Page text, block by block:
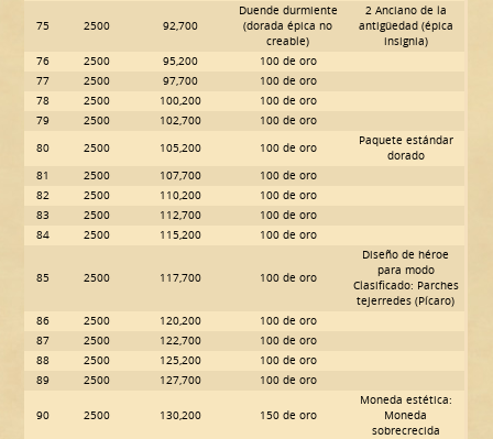
75 2500 92,700
Duende durmiente
(dorada épica no
creable)
2 Anciano de la
antigüedad (épica
insignia)
76
2500 95,200
100 de oro
77
2500 97,700
100 de oro
78
2500 100,200
100 de oro
79
2500 102,700
100 de oro
80
2500 105,200 100 de oro
Paquete estándar
dorado
81
2500 107,700
100 de oro
82
2500 110,200
100 de oro
83
2500 112,700
100 de oro
84
2500 115,200 100 de oro
85 2500 117,700 100 de oro
Diseño de héroe
para modo
Clasificado: Parches
tejerredes (Pícaro)
86
2500 120,200
100 de oro
87
2500 122,700
100 de oro
88
2500 125,200
100 de oro
89
2500 127,700 100 de oro
90 2500 130,200 150 de oro
Moneda estética:
Moneda
sobrecrecida